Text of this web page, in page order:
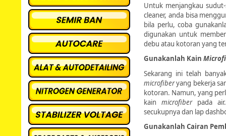
Untuk menjangkau
cleaner, anda bisa
bila perlu, coba
digunakan untuk
debu atau kotoran yang
Gunakanlah Kain
Sekarang ini telah
microfiberyang bekerja
kotoran. Namun, yang
kainmicrofiberpada air.
secukupnya dan lap
Gunakanlah Cairan